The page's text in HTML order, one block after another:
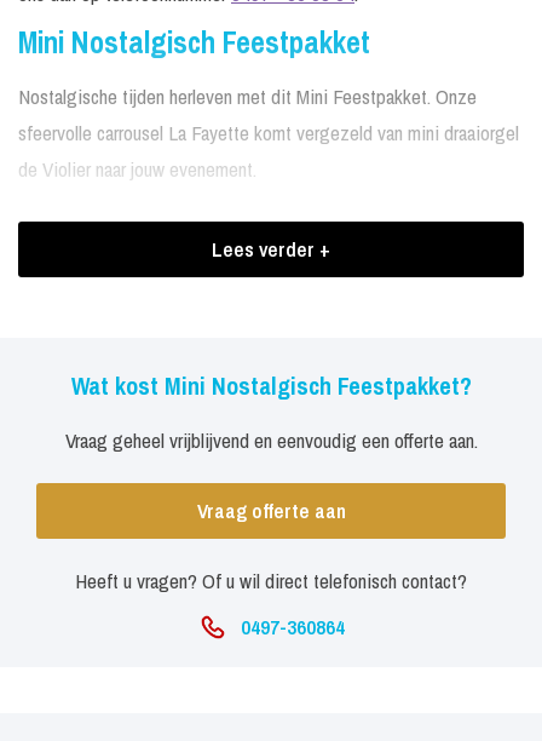
Mini Nostalgisch Feestpakket
Nostalgische tijden herleven met dit Mini Feestpakket. Onze
sfeervolle carrousel La Fayette komt vergezeld van mini draaiorgel
de Violier naar jouw evenement.
Sfeervolle carrousel La Fayette, een prachtige Oud-Hollandse
carrousel. De Kindercarrousel biedt plaats aan maximaal 12
werden ingezet. Deze replica voldoet echter aan de laatste
normen op het gebied van veiligheid.
Inhuren Mini Nostalgisch Feestpakket
Het kleinste draaiorgeltje de Violier is een lust voor het oog. De
Violier is het kleinste draaiorgeltje in het assortiment. Het mini
Pierement valt op door z'n vrolijke klank en multifunctionele
inzetbaarheid. Op een houten duwkar spreekt de Violier tot de
Lees verder +
Wat kost Mini Nostalgisch Feestpakket?
Vraag geheel vrijblijvend en eenvoudig een offerte aan.
Vraag offerte aan
Heeft u vragen? Of u wil direct telefonisch contact?
0497-360864